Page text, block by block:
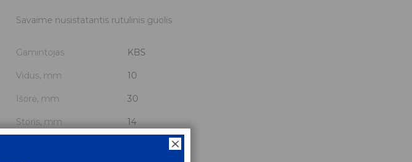
Savaime nusistatantis rutulinis guolis
Gamintojas KBS
Vidus, mm 10
Išorė, mm 30
Storis, mm 14